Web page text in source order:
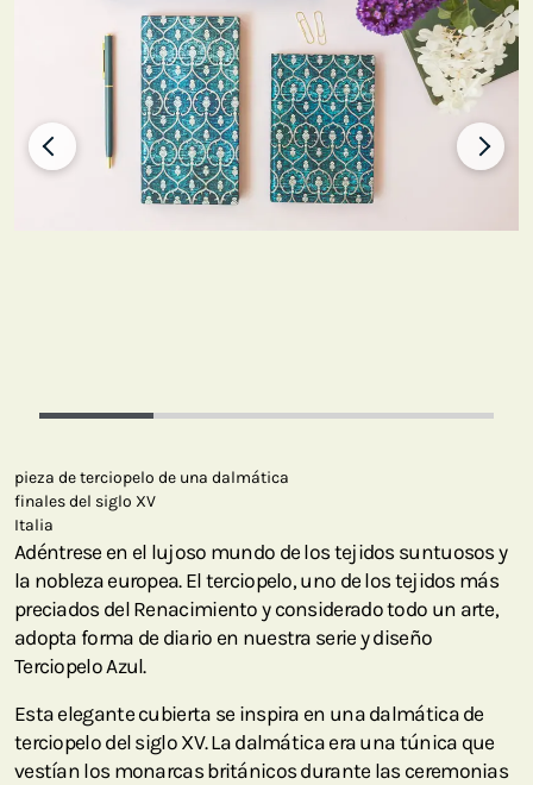
pieza de terciopelo de una dalmática
finales del siglo XV
Italia
Adéntrese en el lujoso mundo de los tejidos suntuosos y
la nobleza europea. El terciopelo, uno de los tejidos más
preciados del Renacimiento y considerado todo un arte,
adopta forma de diario en nuestra serie y diseño
Terciopelo Azul.
Esta elegante cubierta se inspira en una dalmática de
terciopelo del siglo XV. La dalmática era una túnica que
vestían los monarcas británicos durante las ceremonias